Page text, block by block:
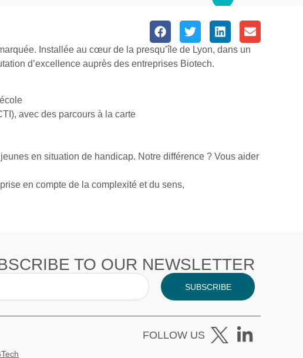
Installée au cœur de la presqu’île de Lyon, dans un
d’excellence auprès des entreprises Biotech.
avec des parcours à la carte
en situation de handicap. Notre différence ? Vous aider
en compte de la complexité et du sens,
TO OUR NEWSLETTER
SUBSCRIBE
FOLLOW US